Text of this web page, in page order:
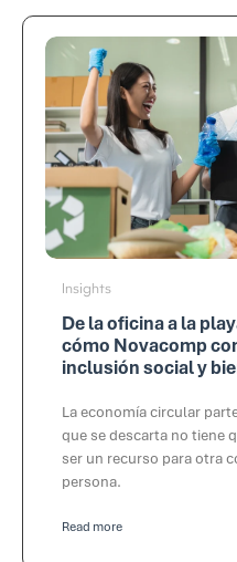
Insights
De la oficina a la
cómo Novacomp
inclusión social y
La economía circular
que se descarta no tiene
ser un recurso para otra
persona.
Read more